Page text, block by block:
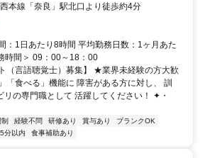
本線「奈良」駅北口より徒歩約4分
：1日あたり8時間 平均勤務日数：1ヶ月あた
時間＞ 09：00～18：00
（言語聴覚士）募集】 ★業界未経験の方大歓
「食べる」機能に 障害がある方に対し、 訓
リの専門職として 活躍してください！ ✦・
経験不問 研修あり 賞与あり
ブランクOK
分以内 食事補助あり